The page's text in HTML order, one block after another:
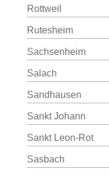
Rottweil
Rutesheim
Sachsenheim
Salach
Sandhausen
Sankt Johann
Sankt Leon-Rot
Sasbach